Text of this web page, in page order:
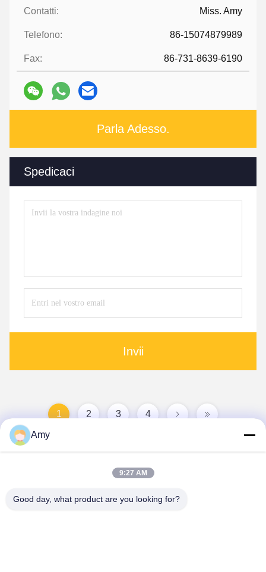
Contatti: Miss. Amy
Telefono: 86-15074879989
Fax: 86-731-8639-6190
Parla Adesso.
Spedicaci
Invii
1 2 3 4
Amy
9:27 AM
Good day, what product are you looking for?